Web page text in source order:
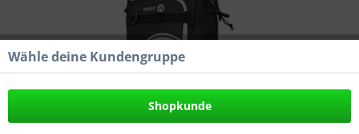
Wähle deine Kundengruppe
Shopkunde